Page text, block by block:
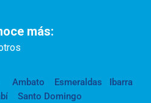
más:
Ambato Esmeraldas
Ibarra
Santo Domingo